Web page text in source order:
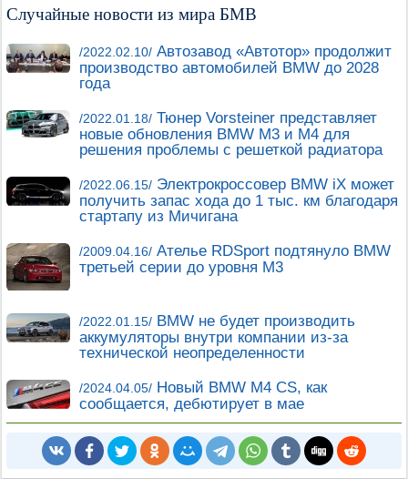
Случайные новости из мира БМВ
/2022.02.10/ Автозавод «Автотор» продолжит
производство автомобилей BMW до 2028
года
/2022.01.18/ Тюнер Vorsteiner представляет
новые обновления BMW M3 и M4 для
решения проблемы с решеткой радиатора
/2022.06.15/ Электрокроссовер BMW iX может
получить запас хода до 1 тыс. км благодаря
стартапу из Мичигана
/2009.04.16/ Ателье RDSport подтянуло BMW
третьей серии до уровня M3
/2022.01.15/ BMW не будет производить
аккумуляторы внутри компании из-за
технической неопределенности
/2024.04.05/ Новый BMW M4 CS, как
сообщается, дебютирует в мае